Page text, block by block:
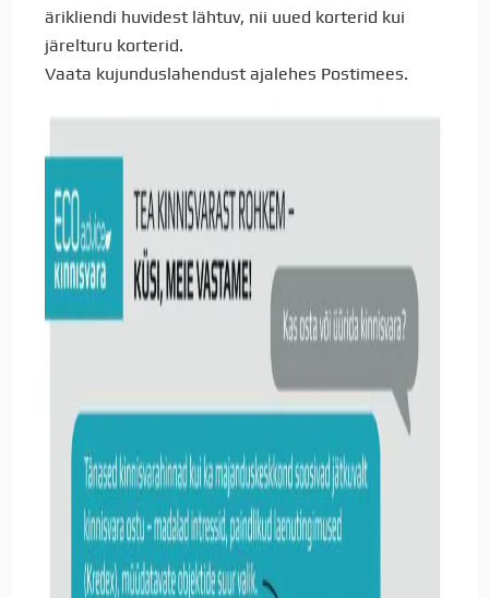
ärikliendi huvidest lähtuv, nii uued korterid kui
järelturu korterid.
Vaata kujunduslahendust ajalehes Postimees.